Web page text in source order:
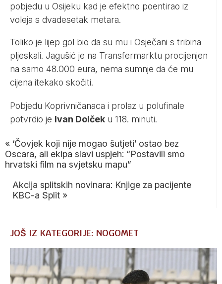
pobjedu u Osijeku kad je efektno poentirao iz
voleja s dvadesetak metara.
Toliko je lijep gol bio da su mu i Osječani s tribina
pljeskali. Jagušić je na Transfermarktu procijenjen
na samo 48.000 eura, nema sumnje da će mu
cijena itekako skočiti.
Pobjedu Koprivničanaca i prolaz u polufinale
potvrdio je Ivan Dolček u 118. minuti.
« ‘Čovjek koji nije mogao šutjeti’ ostao bez
Oscara, ali ekipa slavi uspjeh: “Postavili smo
hrvatski film na svjetsku mapu”
Akcija splitskih novinara: Knjige za pacijente
KBC-a Split »
JOŠ IZ KATEGORIJE: NOGOMET